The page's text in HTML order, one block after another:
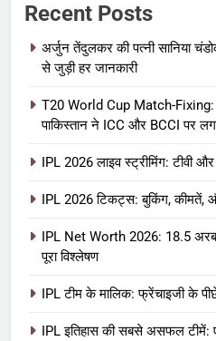
Recent Posts
अर्जुन तेंदुलकर की पत्नी सानिया
से जुड़ी हर जानकारी
T20 World Cup Match-Fixing:
पाकिस्तान ने ICC और BCCI पर
IPL 2026 लाइव स्ट्रीमिंग:
IPL 2026 टिकट्स: बुकिंग, कीमतें,
IPL Net Worth 2026: 18.5
पूरा विश्लेषण
IPL टीम के मालिक: फ्रेंचाइजी के
IPL इतिहास की सबसे असफल टीमें:
IPL Net
आईपीएल